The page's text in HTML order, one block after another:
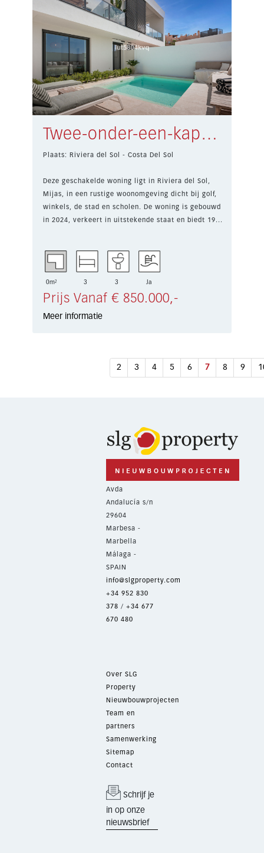
Twee-onder-een-kapwoning Riviera del Sol € 850.000,-
Plaats: Riviera del Sol - Costa Del Sol
Deze geschakelde woning ligt in Riviera del Sol,
Mijas, in een rustige woonomgeving dicht bij golf,
winkels, de stad en scholen. De woning is gebouwd
in 2024, verkeert in uitstekende staat en biedt 19...
0m² 3 3 Ja
Prijs Vanaf € 850.000,-
Meer informatie
2 3 4 5 6 7 8 9
Avda
Andalucía s/n
29604
Marbesa -
Marbella
Málaga -
SPAIN
info@slgproperty.com
+34 952 830
378 / +34 677
670 480
Over SLG
Property
Nieuwbouwprojecten
Team en
partners
Samenwerking
Sitemap
Contact
Schrijf je
in op onze
nieuwsbrief